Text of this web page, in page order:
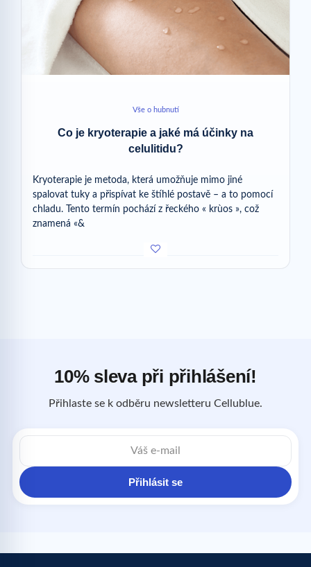
Vše o hubnutí
Co je kryoterapie a jaké má účinky na
celulitidu?
Kryoterapie je metoda, která umožňuje mimo jiné
spalovat tuky a přispívat ke štíhlé postavě – a to pomocí
chladu. Tento termín pochází z řeckého « krùos », což
znamená «&
10% sleva při přihlášení!
Přihlaste se k odběru newsletteru Cellublue.
E-
mailová
Přihlásit se